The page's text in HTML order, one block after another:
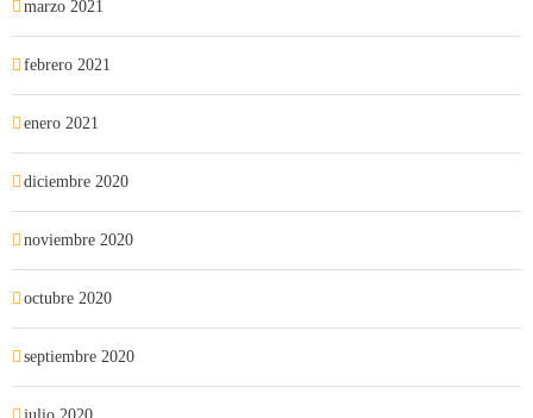
marzo 2021
febrero 2021
enero 2021
diciembre 2020
noviembre 2020
octubre 2020
septiembre 2020